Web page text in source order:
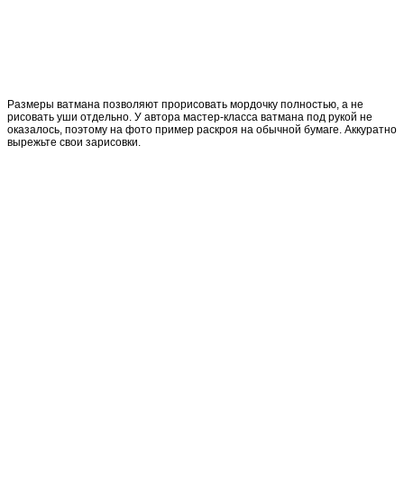
Размеры ватмана позволяют прорисовать мордочку полностью, а не
рисовать уши отдельно. У автора мастер-класса ватмана под рукой не
оказалось, поэтому на фото пример раскроя на обычной бумаге. Аккуратно
вырежьте свои зарисовки.